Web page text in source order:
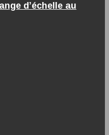
d’échelle au